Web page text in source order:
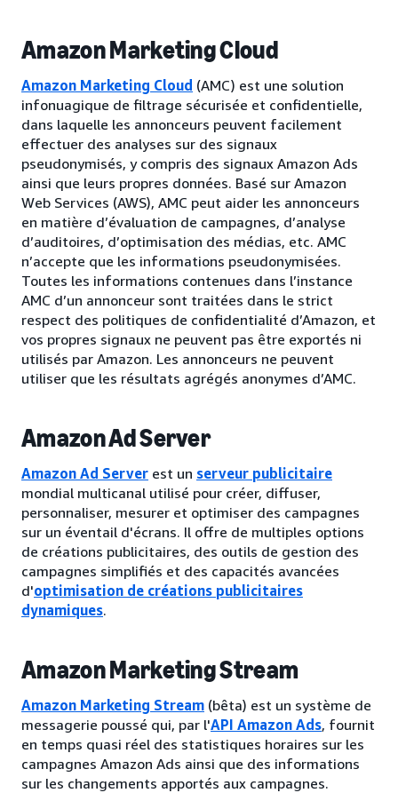
Amazon Marketing Cloud
Amazon Marketing Cloud (AMC) est une solution
infonuagique de filtrage sécurisée et confidentielle,
dans laquelle les annonceurs peuvent facilement
effectuer des analyses sur des signaux
pseudonymisés, y compris des signaux Amazon Ads
ainsi que leurs propres données. Basé sur Amazon
Web Services (AWS), AMC peut aider les annonceurs
en matière d’évaluation de campagnes, d’analyse
d’auditoires, d’optimisation des médias, etc. AMC
n’accepte que les informations pseudonymisées.
Toutes les informations contenues dans l’instance
AMC d’un annonceur sont traitées dans le strict
respect des politiques de confidentialité d’Amazon, et
vos propres signaux ne peuvent pas être exportés ni
utilisés par Amazon. Les annonceurs ne peuvent
utiliser que les résultats agrégés anonymes d’AMC.
Amazon Ad Server
Amazon Ad Server est un serveur publicitaire
mondial multicanal utilisé pour créer, diffuser,
personnaliser, mesurer et optimiser des campagnes
sur un éventail d'écrans. Il offre de multiples options
de créations publicitaires, des outils de gestion des
campagnes simplifiés et des capacités avancées
d'optimisation de créations publicitaires
dynamiques.
Amazon Marketing Stream
Amazon Marketing Stream (bêta) est un système de
messagerie poussé qui, par l'API Amazon Ads, fournit
en temps quasi réel des statistiques horaires sur les
campagnes Amazon Ads ainsi que des informations
sur les changements apportés aux campagnes.